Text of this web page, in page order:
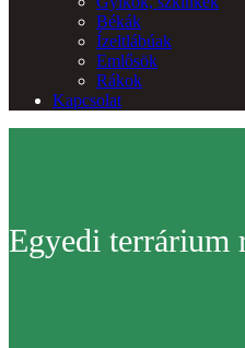
Békák
Ízeltlábúak
Emlősök
Rákok
Kapcsolat
Egyedi terrárium